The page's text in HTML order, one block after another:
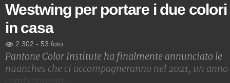
Westwing per portare i due colori
in casa
2.302 - 53 foto
Pantone Color Institute ha finalmente annunciato le
nuanches che ci accompagneranno nel 2021, un
cambiamento,